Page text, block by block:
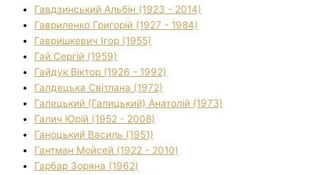
Гавдзинський Альбін (1923 - 2014)
Гавриленко Григорій (1927 - 1984)
Гавришкевич Ігор (1955)
Гай Сергій (1959)
Гайдук Віктор (1926 - 1992)
Галдецька Світлана (1972)
Галецький (Галицький) Анатолій (1973)
Галич Юрій (1952 - 2008)
Ганоцький Василь (1951)
Гантман Мойсей (1922 - 2010)
Гарбар Зоряна (1962)